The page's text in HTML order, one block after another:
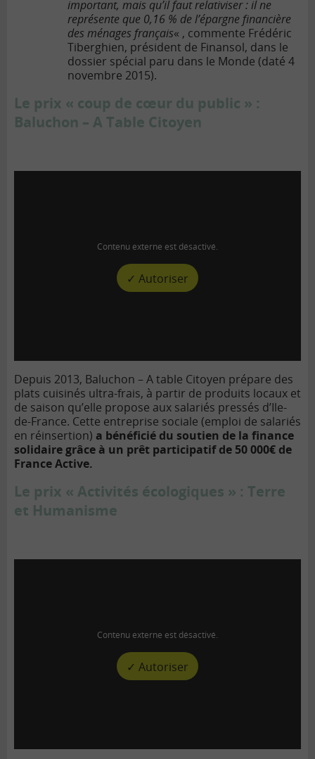
important, mais qu’il faut relativiser : il ne
représente que 0,16 % de l’épargne financière
des ménages français« , commente Frédéric
Tiberghien, président de Finansol, dans le
dossier spécial paru dans le Monde (daté 4
novembre 2015).
Le prix « coup de cœur du public » :
Baluchon – A Table Citoyen
Contenu externe est désactivé.
✓ Autoriser
Depuis 2013, Baluchon – A table Citoyen prépare des
plats cuisinés ultra-frais, à partir de produits locaux et
de saison qu’elle propose aux salariés pressés d’Ile-
de-France. Cette entreprise sociale (emploi de salariés
en réinsertion) a bénéficié du soutien de la finance
solidaire grâce à un prêt participatif de 50 000€ de
France Active.
Le prix « Activités écologiques » : Terre
et Humanisme
Contenu externe est désactivé.
✓ Autoriser